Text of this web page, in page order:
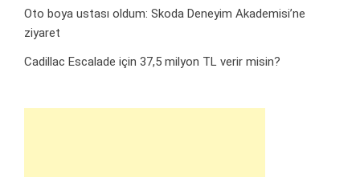
Oto boya ustası oldum: Skoda Deneyim Akademisi’ne
ziyaret
Cadillac Escalade için 37,5 milyon TL verir misin?